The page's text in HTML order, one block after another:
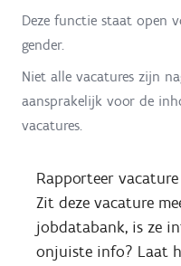
Deze functie staat open
gender.
Niet alle vacatures zijn
aansprakelijk voor de
vacatures.
Rapporteer vacature
Zit deze vacature
jobdatabank, is ze
onjuiste info? Laat